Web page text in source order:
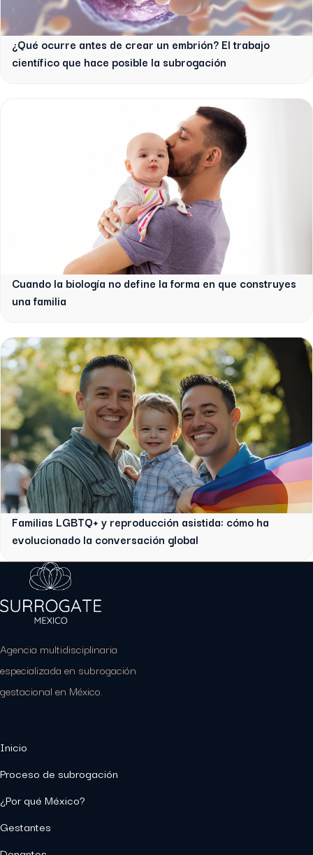
¿Qué ocurre antes de crear un embrión? El trabajo
científico que hace posible la subrogación
Cuando la biología no define la forma en que construyes
una familia
Familias LGBTQ+ y reproducción asistida: cómo ha
evolucionado la conversación global
Agencia multidisciplinaria
especializada en subrogación
gestacional en México.
Inicio
Proceso de subrogación
¿Por qué México?
Gestantes